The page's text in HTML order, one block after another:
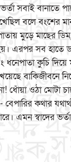
সবাই বানাতে
বলে বংশের
মুড়ে মাছের
এরপর সব হাতে
ধনেপাতা কুচি
বাকিজীবনে
ধোঁয়া ওঠা মোটা
কথার
এমন স্বাদের